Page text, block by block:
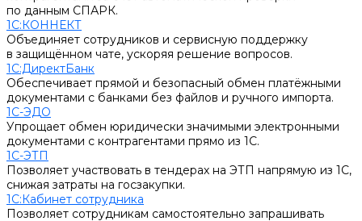
по данным СПАРК.
1С:КОННЕКТ
Объединяет сотрудников и сервисную поддержку
в защищённом чате, ускоряя решение вопросов.
1С:ДиректБанк
Обеспечивает прямой и безопасный обмен платёжными
документами с банками без файлов и ручного импорта.
1С-ЭДО
Упрощает обмен юридически значимыми электронными
документами с контрагентами прямо из 1С.
1С-ЭТП
Позволяет участвовать в тендерах на ЭТП напрямую из 1С,
снижая затраты на госзакупки.
1С:Кабинет сотрудника
Позволяет сотрудникам самостоятельно запрашивать